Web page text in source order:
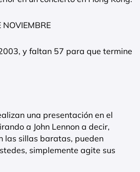
NOVIEMBRE
y faltan 57 para que termine
una presentación en el
a John Lennon a decir,
las sillas baratas, pueden
simplemente agite sus